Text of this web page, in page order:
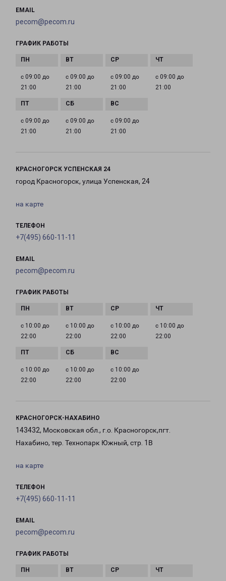
EMAIL
pecom@pecom.ru
ГРАФИК РАБОТЫ
с 09:00 до
21:00
с 09:00 до
21:00
с 09:00 до
21:00
с 09:00 до
21:00
с 09:00 до
21:00
с 09:00 до
21:00
с 09:00 до
21:00
КРАСНОГОРСК УСПЕНСКАЯ 24
город Красногорск, улица Успенская, 24
на карте
ТЕЛЕФОН
+7(495) 660-11-11
EMAIL
pecom@pecom.ru
ГРАФИК РАБОТЫ
с 10:00 до
22:00
с 10:00 до
22:00
с 10:00 до
22:00
с 10:00 до
22:00
с 10:00 до
22:00
с 10:00 до
22:00
с 10:00 до
22:00
КРАСНОГОРСК-НАХАБИНО
143432, Московская обл., г.о. Красногорск,пгт.
Нахабино, тер. Технопарк Южный, стр. 1В
на карте
ТЕЛЕФОН
+7(495) 660-11-11
EMAIL
pecom@pecom.ru
ГРАФИК РАБОТЫ